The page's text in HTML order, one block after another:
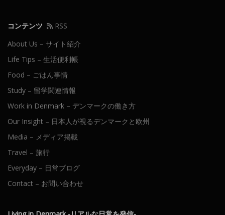
コンテンツ
RSS
About Us – サイト紹介
Life Tips – 生活便利帳
Food – ごはん事情
Study – 留学関連情報
Work in Denmark – デンマークの働き方
Our Insight – 日本人が視るデンマークと欧州
Media – メディア掲載
Travel – 旅行
Everyday – 日常ブログ
Contact – お問い合わせ